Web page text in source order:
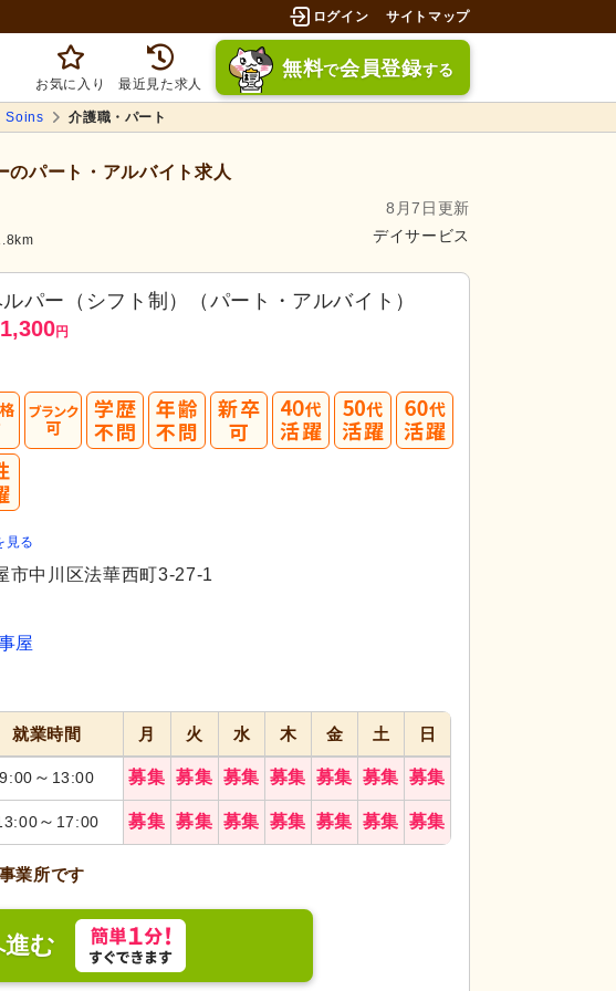
ログイン サイトマップ
お気に入り 最近見た求人
無料で会員登録する
Soins 介護職・パート
のパート・アルバイト求人
8月7日更新
デイサービス
パー（シフト制）（パート・アルバイト）
1,300円
見る
市中川区法華西町3-27-1
屋
就業時間 月 火 水 木 金 土 日
9:00 ～ 13:00 募集 募集 募集 募集 募集 募集 募集
～ 17:00 募集 募集 募集 募集 募集 募集 募集
業所です
進む